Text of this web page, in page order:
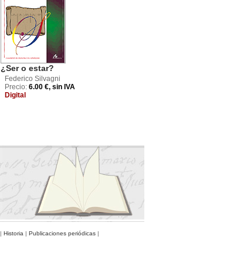
¿Ser o estar?
Federico Silvagni
Precio: 6.00 €, sin IVA
Digital
| Historia | Publicaciones periódicas |